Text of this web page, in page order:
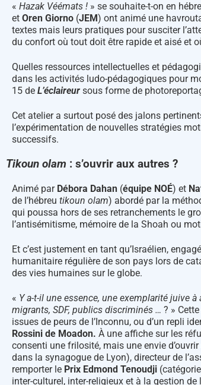
« Hazak Véémats ! » se souhaite-t-on en
et Oren Giorno (JEM) ont animé une
textes mais leurs pratiques pour susciter
du confort où tout doit être rapide et aisé et
Quelles ressources intellectuelles et
dans les activités ludo-pédagogiques pour
15 de L’éclaireur sous forme de
Cet atelier a surtout posé des jalons
l’expérimentation de nouvelles stratégies
successifs.
Tikoun olam : s’ouvrir aux autres ?
Animé par Débora Dahan (équipe NOÉ) et
de l’hébreu tikoun olam) abordé par la
qui poussa hors de ses retranchements le
l’antisémitisme, mémoire de la Shoah ou
Et c’est justement en tant qu’Israélien,
humanitaire régulière de son pays lors de
des vies humaines sur le globe.
« Y a-t-il une essence, une exemplarité juive
migrants, SDF, publics discriminés … ? »
issues de peurs de l’Inconnu, ou d’un repli
Rossini de Moadon. À une affiche sur les
consenti une frilosité, mais une envie
dans la synagogue de Lyon), directeur de
remporter le Prix Edmond Tenoudji
inter-culturel, inter-religieux et à la gestion